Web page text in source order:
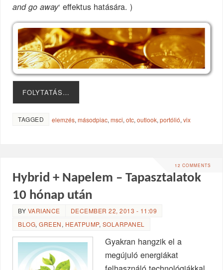
and go away‘ effektus hatására. )
FOLYTATÁS…
TAGGED elemzés,másodpiac,msci,otc,outlook,portólió,vix
12 COMMENTS
Hybrid + Napelem – Tapasztalatok
10 hónap után
BY VARIANCE
DECEMBER 22, 2013 - 11:09
BLOG,GREEN, HEATPUMP, SOLARPANEL
Gyakran hangzik el a
megújuló energiákat